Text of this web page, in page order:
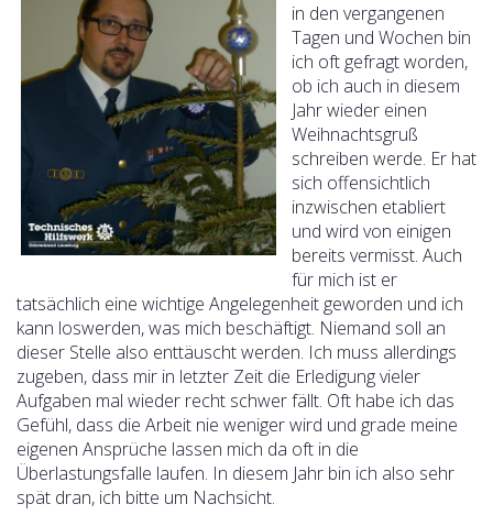
in den vergangenen
Tagen und Wochen bin
ich oft gefragt worden,
ob ich auch in diesem
Jahr wieder einen
Weihnachtsgruß
schreiben werde. Er hat
sich offensichtlich
inzwischen etabliert
und wird von einigen
bereits vermisst. Auch
für mich ist er
tatsächlich eine wichtige Angelegenheit geworden und ich
kann loswerden, was mich beschäftigt. Niemand soll an
dieser Stelle also enttäuscht werden. Ich muss allerdings
zugeben, dass mir in letzter Zeit die Erledigung vieler
Aufgaben mal wieder recht schwer fällt. Oft habe ich das
Gefühl, dass die Arbeit nie weniger wird und grade meine
eigenen Ansprüche lassen mich da oft in die
Überlastungsfalle laufen. In diesem Jahr bin ich also sehr
spät dran, ich bitte um Nachsicht.